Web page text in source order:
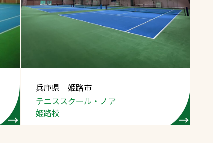
兵庫県 姫路市
テニススクール・ノア
姫路校